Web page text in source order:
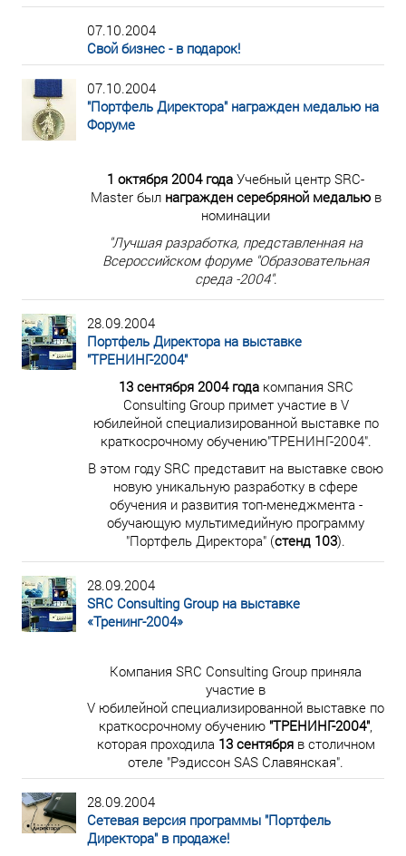
07.10.2004
Свой бизнес - в подарок!
07.10.2004
"Портфель Директора" награжден медалью на
Форуме
1 октября 2004 года Учебный центр SRC-
Masterбыл награжден серебряной медальюв
номинации
"Лучшая разработка, представленная на
Всероссийском форуме "Образовательная
среда -2004".
28.09.2004
Портфель Директора на выставке
"ТРЕНИНГ-2004"
13 сентября 2004 годакомпания SRC
Consulting Group примет участие в V
юбилейной специализированной выставке по
краткосрочному обучению"ТРЕНИНГ-2004".
В этом году SRC представит на выставке свою
новую уникальную разработку в сфере
обучения и развития топ-менеджмента -
обучающую мультимедийную программу
"Портфель Директора" (стенд 103).
28.09.2004
SRC Consulting Group на выставке
«Тренинг-2004»
Компания SRC Consulting Group приняла
участие в
V юбилейной специализированной выставке по
краткосрочному обучению "ТРЕНИНГ-2004",
которая проходила 13 сентябряв столичном
отеле "Рэдиссон SAS Славянская".
28.09.2004
Сетевая версия программы "Портфель
Директора" в продаже!